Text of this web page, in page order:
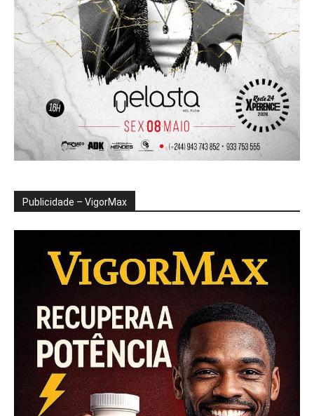
Publicidade – VigorMax